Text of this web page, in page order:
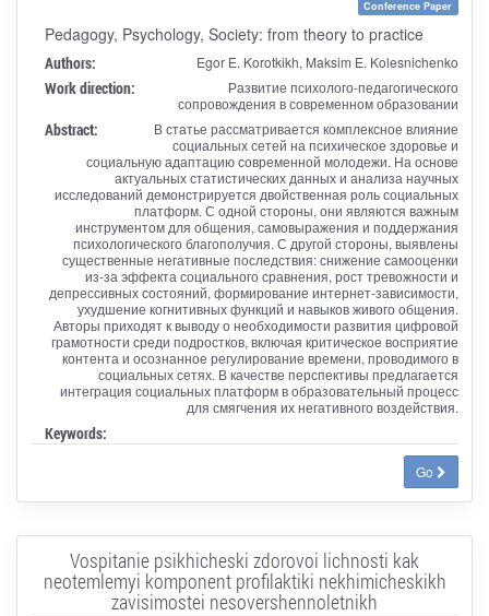
Conference Paper
Pedagogy, Psychology, Society: from theory to practice
Authors: Egor E. Korotkikh, Maksim E. Kolesnichenko
Work direction:
Развитие психолого-педагогического
сопровождения в современном образовании
Abstract:
В статье рассматривается комплексное влияние
социальных сетей на психическое здоровье и
социальную адаптацию современной молодежи. На основе
актуальных статистических данных и анализа научных
исследований демонстрируется двойственная роль социальных
платформ. С одной стороны, они являются важным
инструментом для общения, самовыражения и поддержания
психологического благополучия. С другой стороны, выявлены
существенные негативные последствия: снижение самооценки
из-за эффекта социального сравнения, рост тревожности и
депрессивных состояний, формирование интернет-зависимости,
ухудшение когнитивных функций и навыков живого общения.
Авторы приходят к выводу о необходимости развития цифровой
грамотности среди подростков, включая критическое восприятие
контента и осознанное регулирование времени, проводимого в
социальных сетях. В качестве перспективы предлагается
интеграция социальных платформ в образовательный процесс
для смягчения их негативного воздействия.
Keywords:
Go
Vospitanie psikhicheski zdorovoi lichnosti kak
neotemlemyi komponent profilaktiki nekhimicheskikh
zavisimostei nesovershennoletnikh